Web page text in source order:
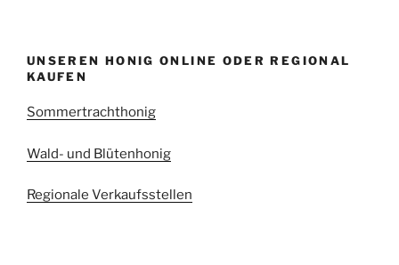
UNSEREN HONIG ONLINE ODER REGIONAL
KAUFEN
Sommertrachthonig
Wald- und Blütenhonig
Regionale Verkaufsstellen